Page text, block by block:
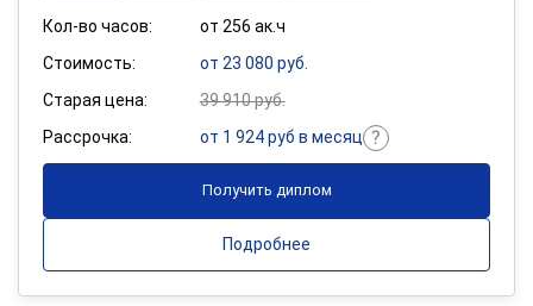
Кол-во часов:
от 256 ак.ч
Стоимость:
от 23 080 руб.
Старая цена:
39 910 руб.
Рассрочка:
от 1 924 руб в месяц
Получить диплом
Подробнее